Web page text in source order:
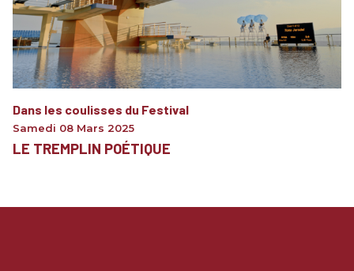
Dans les coulisses du Festival
Samedi 08 Mars 2025
LE TREMPLIN POÉTIQUE